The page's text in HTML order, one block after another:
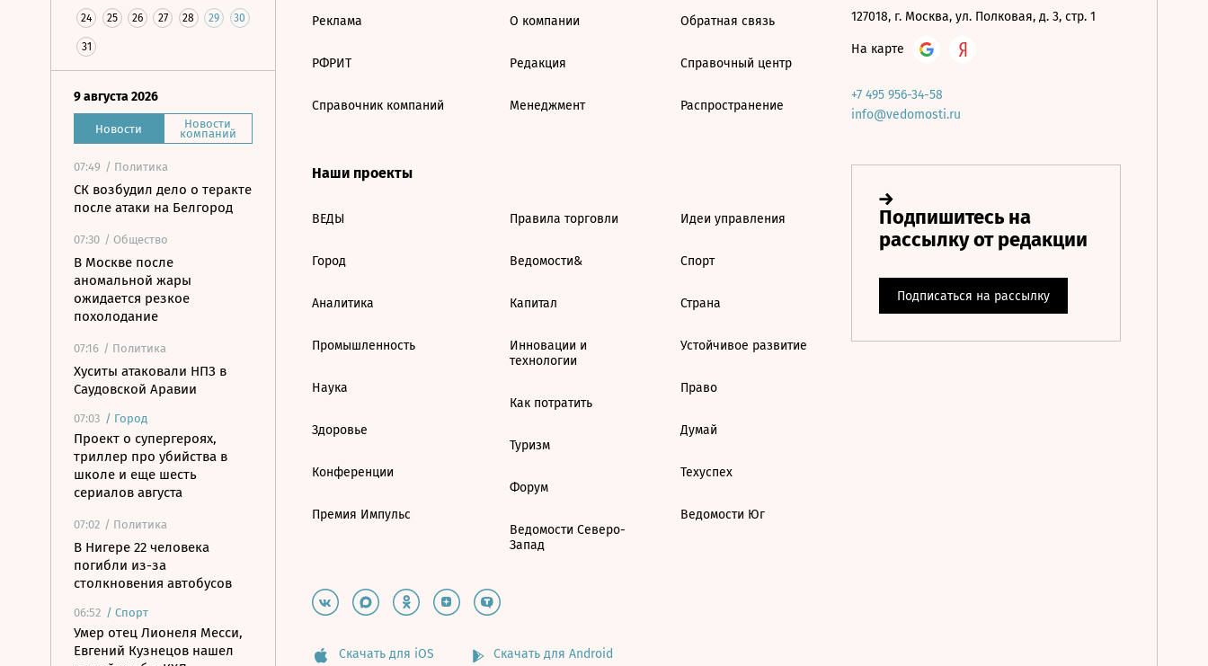
24 25 26 27 28 29 30
31
9 августа 2026
Новости Новости
компаний
07:49 / Политика
СК возбудил дело о теракте
после атаки на Белгород
07:30 / Общество
В Москве после
аномальной жары
ожидается резкое
похолодание
07:16 / Политика
Хуситы атаковали НПЗ в
Саудовской Аравии
07:03 / Город
Проект о супергероях,
триллер про убийства в
школе и еще шесть
сериалов августа
07:02 / Политика
В Нигере 22 человека
погибли из-за
столкновения автобусов
06:52 / Спорт
Умер отец Лионеля Месси,
Евгений Кузнецов нашел
Реклама
РФРИТ
Справочник компаний
О компании
Редакция
Менеджмент
Обратная связь
Справочный центр
Распространение
Наши проекты
ВЕДЫ
Город
Аналитика
Промышленность
Наука
Здоровье
Конференции
Премия Импульс
Правила торговли
Ведомости&
Капитал
Инновации и
технологии
Как потратить
Туризм
Форум
Ведомости Северо-
Запад
Идеи управления
Спорт
Страна
Устойчивое развитие
Право
Думай
Техуспех
Ведомости Юг
127018, г. Москва, ул. Полковая, д. 3, стр. 1
На карте
+7 495 956-34-58
info@vedomosti.ru
Скачать для iOS Скачать для Android